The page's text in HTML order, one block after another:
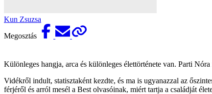
Kun Zsuzsa
Megosztás
Különleges hangja, arca és különleges élettörténete van. Parti
Vidékről indult, statisztaként kezdte, és ma is ugyanazzal az
férjéről és arról mesél a Best olvasóinak, miért tartja a családját